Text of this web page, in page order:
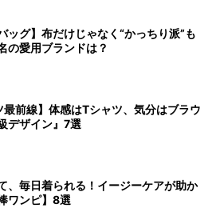
ッグ】布だけじゃなく“かっちり派”も
の愛用ブランドは？
最前線】体感はTシャツ、気分はブラウ
デザイン』7選
、毎日着られる！イージーケアが助か
ワンピ】8選